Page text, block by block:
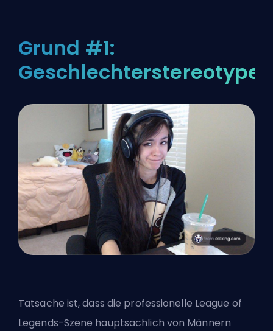
Grund #1:
Geschlechterstereotypen
Tatsache ist, dass die professionelle League of
Legends-Szene hauptsächlich von Männern